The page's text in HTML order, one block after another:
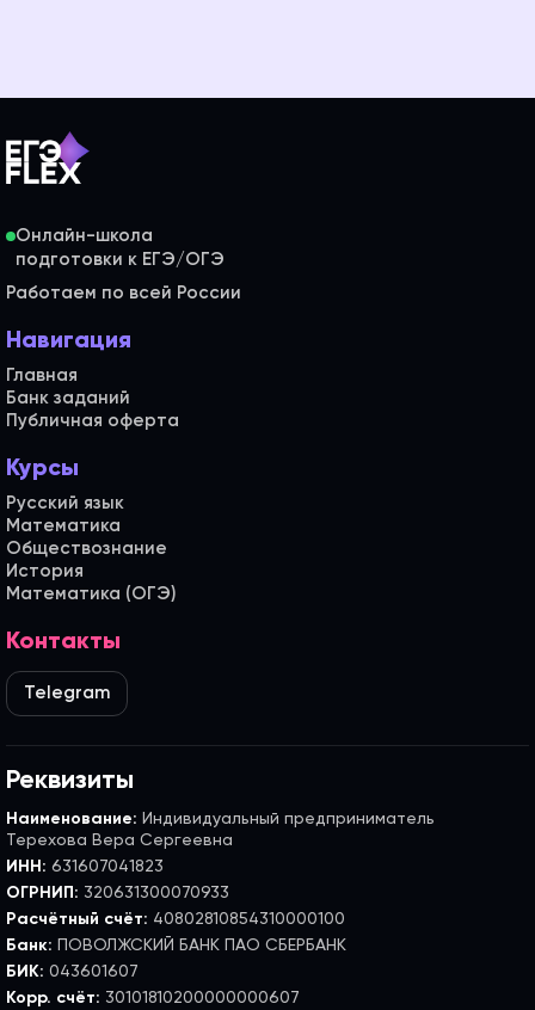
Онлайн-школа
Работаем по всей России
Навигация
Главная
Банк заданий
Публичная оферта
Курсы
Русский язык
Математика
Обществознание
История
Математика (ОГЭ)
Контакты
Telegram
Реквизиты
Наименование: Индивидуальный предприниматель
Терехова Вера Сергеевна
ИНН: 631607041823
ОГРНИП: 320631300070933
Расчётный счёт: 40802810854310000100
Банк: ПОВОЛЖСКИЙ БАНК ПАО СБЕРБАНК
БИК: 043601607
Корр. счёт: 30101810200000000607